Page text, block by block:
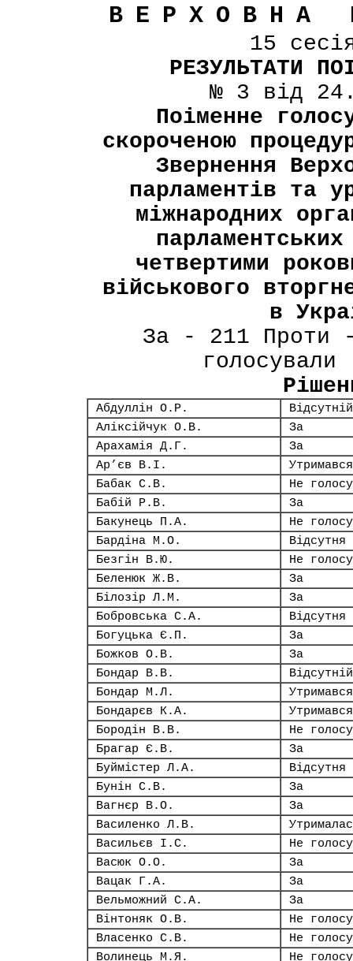
ВЕРХОВНА
15
РЕЗУЛЬТАТИ
№ 3 від
Поіменне
скороченою
Звернення
парламентів та
міжнародних
четвертими
військового
в
За - 211 Проти
Абдуллін О.Р.
Відсутній
Аліксійчук О.В.
За
Арахамія Д.Г.
За
Ар’єв В.І.
Утримався
Бабак С.В.
Не
Бабій Р.В.
За
Бакунець П.А.
Не
Бардіна М.О.
Відсутня
Безгін В.Ю.
Не
Беленюк Ж.В.
За
Білозір Л.М.
За
Бобровська С.А.
Відсутня
Богуцька Є.П.
За
Божков О.В.
За
Бондар В.В.
Відсутній
Бондар М.Л.
Утримався
Бондарєв К.А.
Утримався
Бородін В.В.
Не
Брагар Є.В.
За
Буймістер Л.А.
Відсутня
Бунін С.В.
За
Вагнєр В.О.
За
Василенко Л.В.
Васильєв І.С.
Не
Васюк О.О.
За
Вацак Г.А.
За
Вельможний С.А.
За
Вінтоняк О.В.
Не
Власенко С.В.
Не
Волинець М.Я.
Не